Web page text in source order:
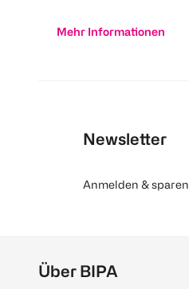
Mehr Informationen
Newsletter
Anmelden & sparen
Über BIPA